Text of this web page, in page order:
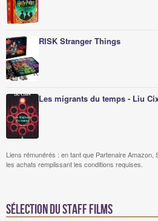
RISK Stranger Things
Les migrants du temps - Liu
Liens rémunérés : en tant que Partenaire
les achats remplissant les conditions requises.
Sélection du staff Films